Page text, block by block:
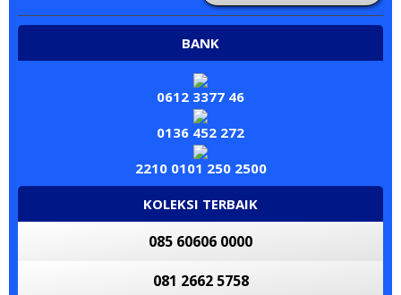
BANK
0612 3377 46
0136 452 272
2210 0101 250 2500
KOLEKSI TERBAIK
085 60606 0000
081 2662 5758